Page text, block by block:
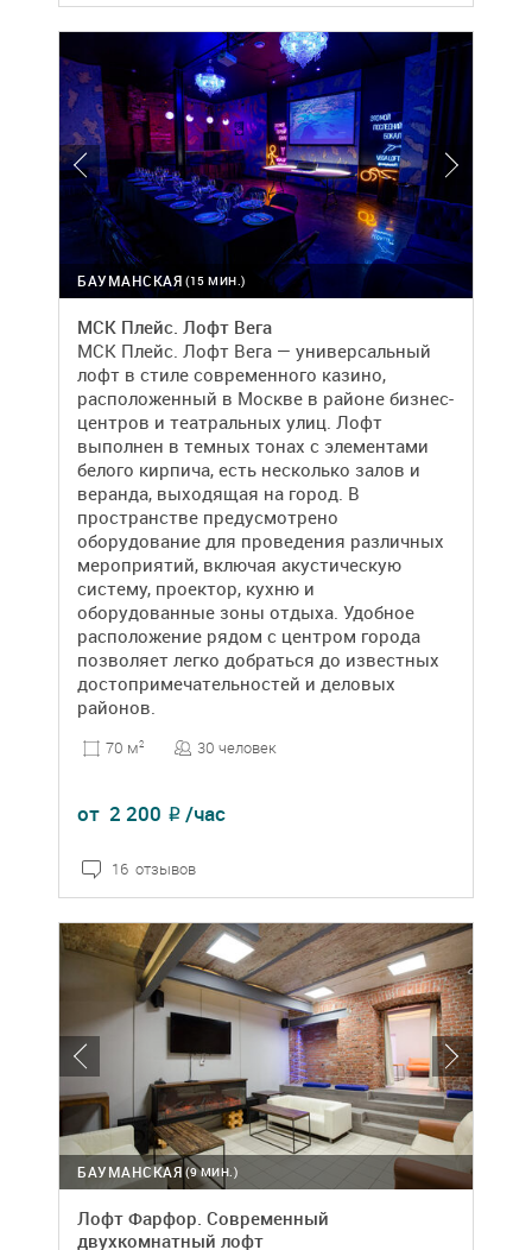
(15 МИН.)
БАУМАНСКАЯ
МСК Плейс. Лофт Вега
МСК Плейс. Лофт Вега — универсальный
лофт в стиле современного казино,
расположенный в Москве в районе бизнес-
центров и театральных улиц. Лофт
выполнен в темных тонах с элементами
белого кирпича, есть несколько залов и
веранда, выходящая на город. В
пространстве предусмотрено
оборудование для проведения различных
мероприятий, включая акустическую
систему, проектор, кухню и
оборудованные зоны отдыха. Удобное
расположение рядом с центром города
позволяет легко добраться до известных
достопримечательностей и деловых
районов.
70 м2 30 человек
от 2 200 ₽ /час
16 отзывов
(9 МИН.)
БАУМАНСКАЯ
Лофт Фарфор. Современный
двухкомнатный лофт